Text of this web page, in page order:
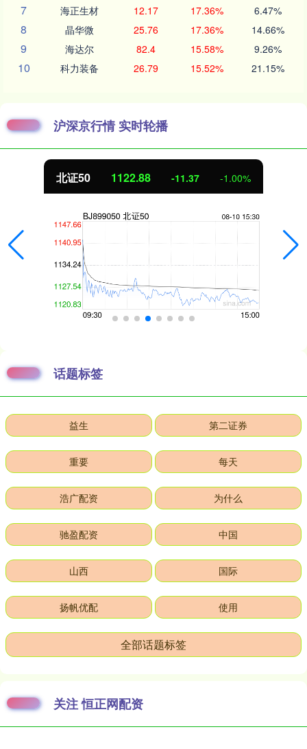
7 海正生材 12.17 17.36% 6.47%
8 晶华微 25.76 17.36% 14.66%
9 海达尔 82.4 15.58% 9.26%
10 科力装备 26.79 15.52% 21.15%
沪深京行情 实时轮播
北证50 1122.88 -11.37 -1.00%
话题标签
益生 第二证券
重要 每天
浩广配资 为什么
驰盈配资 中国
山西 国际
扬帆优配 使用
全部话题标签
关注 恒正网配资